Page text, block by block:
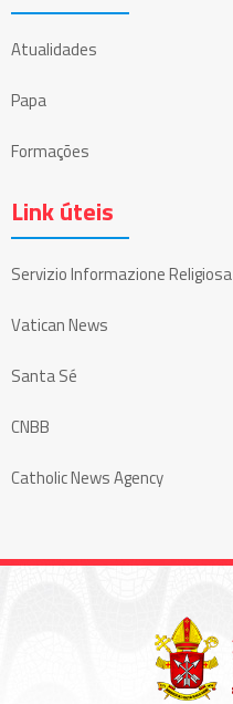
Atualidades
Papa
Formações
Link úteis
Servizio Informazione Religiosa
Vatican News
Santa Sé
CNBB
Catholic News Agency